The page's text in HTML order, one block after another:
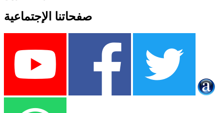
صفحاتنا الإجتماعية